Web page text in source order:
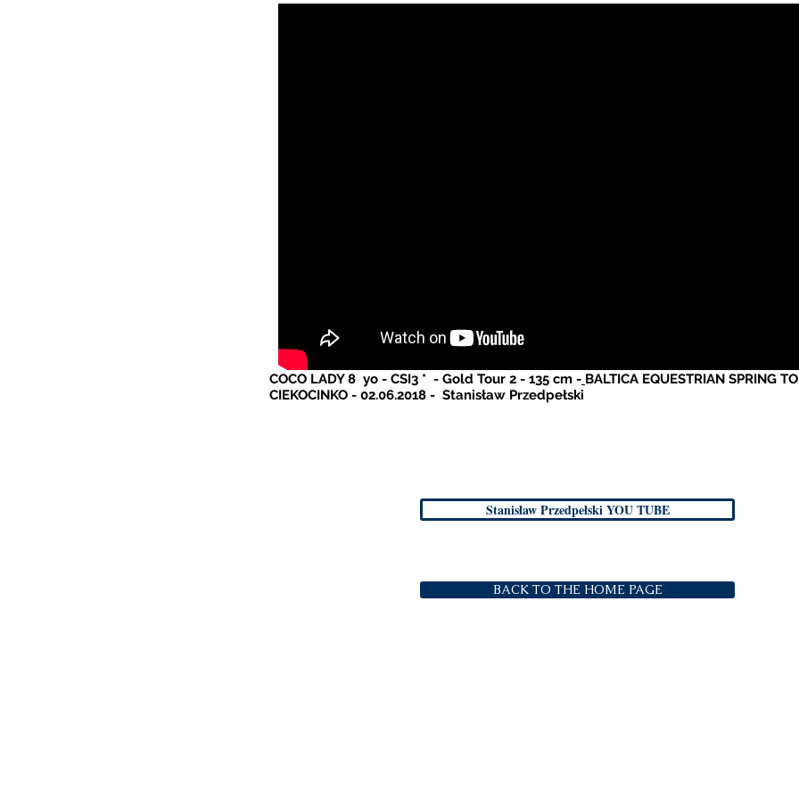
COCO LADY 8 yo - CSI3 * - Gold Tour 2 - 135 cm - BALTICA EQUESTRIAN SPRING
CIEKOCINKO - 02.06.2018 - Stanisław Przedpełski
Stanisław Przedpełski YOU TUBE
BACK TO THE HOME PAGE